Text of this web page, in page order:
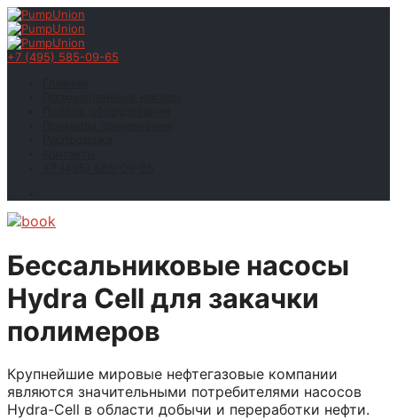
+7 (495) 585-09-65
Бессальниковые насосы
Hydra Cell для закачки
полимеров
Крупнейшие мировые нефтегазовые компании
являются значительными потребителями насосов
Hydra-Cell в области добычи и переработки нефти.